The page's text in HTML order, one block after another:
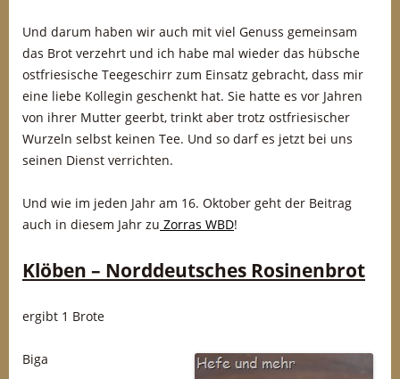
Und darum haben wir auch mit viel Genuss gemeinsam
das Brot verzehrt und ich habe mal wieder das hübsche
ostfriesische Teegeschirr zum Einsatz gebracht, dass mir
eine liebe Kollegin geschenkt hat. Sie hatte es vor Jahren
von ihrer Mutter geerbt, trinkt aber trotz ostfriesischer
Wurzeln selbst keinen Tee. Und so darf es jetzt bei uns
seinen Dienst verrichten.
Und wie im jeden Jahr am 16. Oktober geht der Beitrag
auch in diesem Jahr zu Zorras WBD!
Klöben – Norddeutsches Rosinenbrot
ergibt 1 Brote
Biga